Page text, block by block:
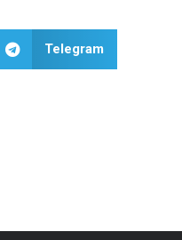
Telegram